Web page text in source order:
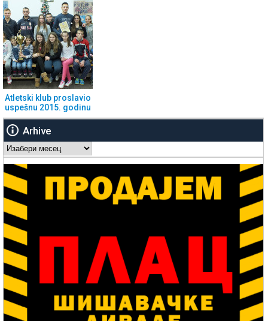
Atletski klub proslavio
uspešnu 2015. godinu
Arhive
Arhive